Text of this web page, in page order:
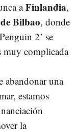
aFinlandia,
Bilbao, donde
2’ se
muy complicada
abandonar una
estamos
la